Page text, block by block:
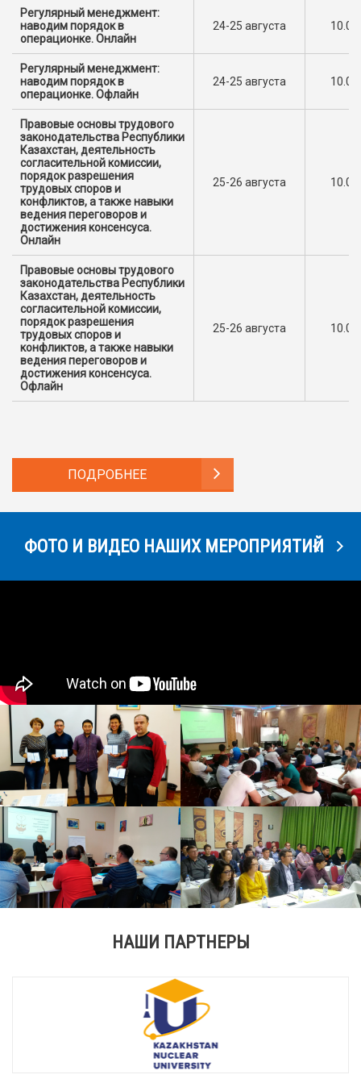
Регулярный менеджмент:
наводим порядок в
операционке. Онлайн
24-25 августа
Регулярный менеджмент:
наводим порядок в
операционке. Офлайн
24-25 августа
Правовые основы трудового
законодательства Республики
Казахстан, деятельность
согласительной комиссии,
порядок разрешения
трудовых споров и
конфликтов, а также навыки
ведения переговоров и
достижения консенсуса.
Онлайн
25-26 августа
Правовые основы трудового
законодательства Республики
Казахстан, деятельность
согласительной комиссии,
порядок разрешения
трудовых споров и
конфликтов, а также навыки
ведения переговоров и
достижения консенсуса.
Офлайн
25-26 августа
ПОДРОБНЕЕ
ФОТО И ВИДЕО НАШИХ МЕРОПРИЯТИЙ
НАШИ ПАРТНЕРЫ